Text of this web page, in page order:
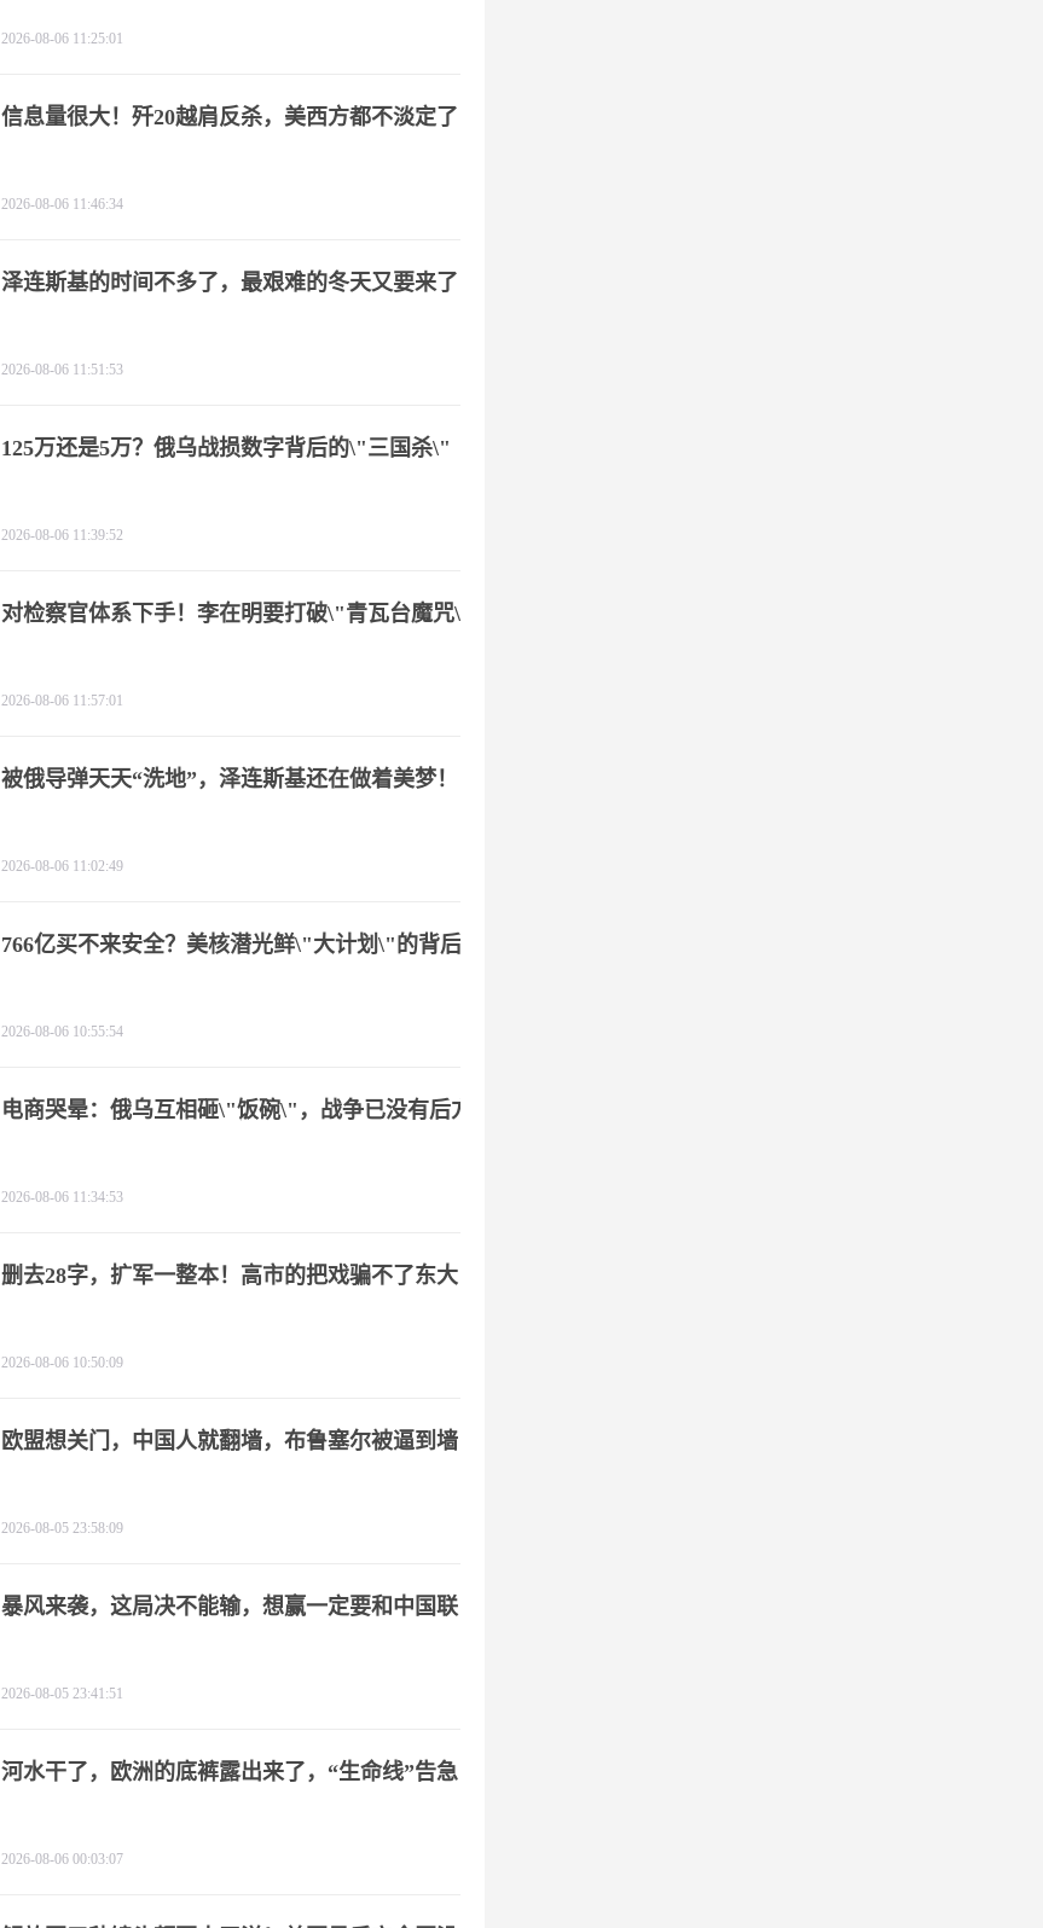
2026-08-06 11:25:01
信息量很大！歼20越肩反杀，美西方都不淡定了
2026-08-06 11:46:34
泽连斯基的时间不多了，最艰难的冬天又要来了
2026-08-06 11:51:53
125万还是5万？俄乌战损数字背后的\"三国杀\"
2026-08-06 11:39:52
对检察官体系下手！李在明要打破\"青瓦台魔咒\"
2026-08-06 11:57:01
被俄导弹天天“洗地”，泽连斯基还在做着美梦！
2026-08-06 11:02:49
766亿买不来安全？美核潜光鲜\"大计划\"的背后
2026-08-06 10:55:54
电商哭晕：俄乌互相砸\"饭碗\"，战争已没有后方
2026-08-06 11:34:53
删去28字，扩军一整本！高市的把戏骗不了东大
2026-08-06 10:50:09
欧盟想关门，中国人就翻墙，布鲁塞尔被逼到墙
2026-08-05 23:58:09
暴风来袭，这局决不能输，想赢一定要和中国联
2026-08-05 23:41:51
河水干了，欧洲的底裤露出来了，“生命线”告急
2026-08-06 00:03:07